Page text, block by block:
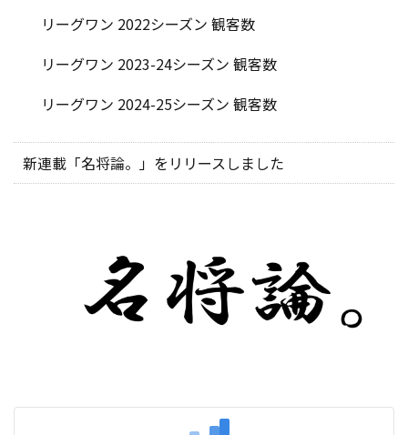
リーグワン 2022シーズン 観客数
リーグワン 2023-24シーズン 観客数
リーグワン 2024-25シーズン 観客数
新連載「名将論。」をリリースしました